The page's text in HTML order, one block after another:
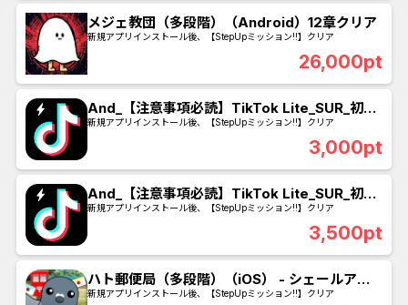
メジェ教団（多段階）（Android）12章クリア
新規アプリインストール後、【StepUpミッション!!】クリア
26,000pt
And_【注意事項必読】TikTok Lite_SUR_初回
起動日にログイン
新規アプリインストール後、【StepUpミッション!!】クリア
3,000pt
And_【注意事項必読】TikTok Lite_SUR_初回
起動日に10分視聴
新規アプリインストール後、【StepUpミッション!!】クリア
3,500pt
ハト郵便局（多段階）（iOS） - シェールアミ
の羽を購入
新規アプリインストール後、【StepUpミッション!!】クリア